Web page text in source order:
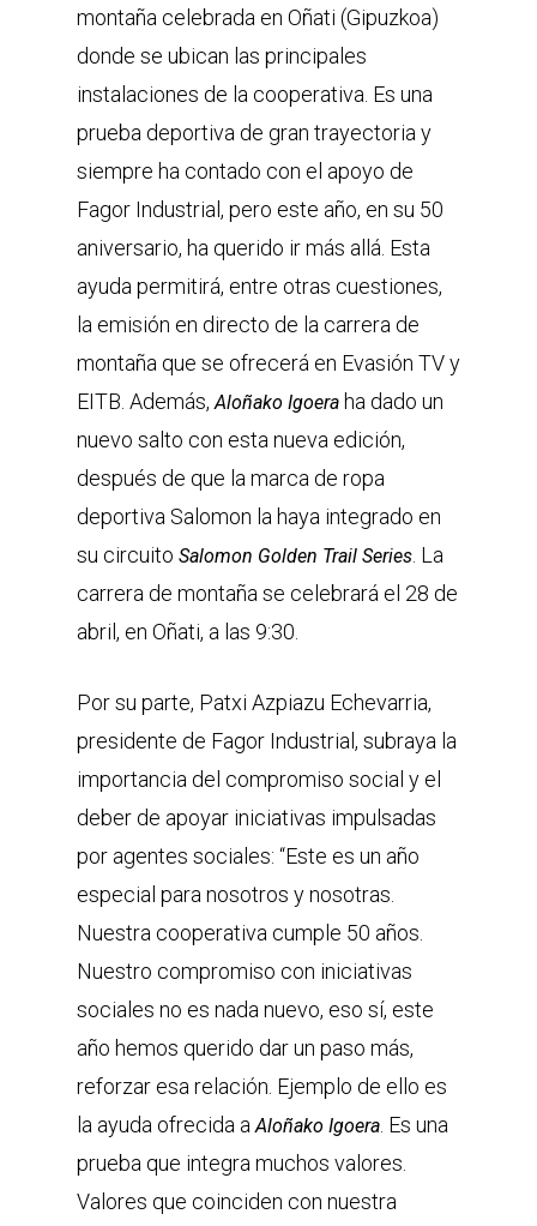
montaña celebrada en Oñati (Gipuzkoa)
donde se ubican las principales
instalaciones de la cooperativa. Es una
prueba deportiva de gran trayectoria y
siempre ha contado con el apoyo de
Fagor Industrial, pero este año, en su 50
aniversario, ha querido ir más allá. Esta
ayuda permitirá, entre otras cuestiones,
la emisión en directo de la carrera de
montaña que se ofrecerá en Evasión TV y
EITB. Además, Aloñako Igoera ha dado un
nuevo salto con esta nueva edición,
después de que la marca de ropa
deportiva Salomon la haya integrado en
su circuito Salomon Golden Trail Series . La
carrera de montaña se celebrará el 28 de
abril, en Oñati, a las 9:30.
Por su parte, Patxi Azpiazu Echevarria,
presidente de Fagor Industrial, subraya la
importancia del compromiso social y el
deber de apoyar iniciativas impulsadas
por agentes sociales: “Este es un año
especial para nosotros y nosotras.
Nuestra cooperativa cumple 50 años.
Nuestro compromiso con iniciativas
sociales no es nada nuevo, eso sí, este
año hemos querido dar un paso más,
reforzar esa relación. Ejemplo de ello es
la ayuda ofrecida a Aloñako Igoera . Es una
prueba que integra muchos valores.
Valores que coinciden con nuestra